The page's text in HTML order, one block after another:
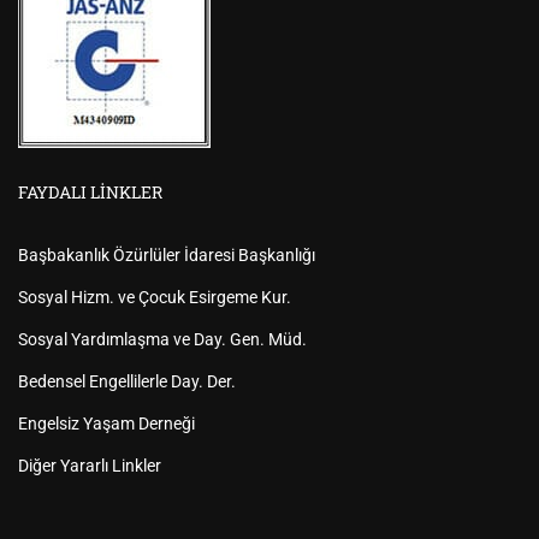
FAYDALI LINKLER
Başbakanlık Özürlüler İdaresi Başkanlığı
Sosyal Hizm. ve Çocuk Esirgeme Kur.
Sosyal Yardımlaşma ve Day. Gen. Müd.
Bedensel Engellilerle Day. Der.
Engelsiz Yaşam Derneği
Diğer Yararlı Linkler